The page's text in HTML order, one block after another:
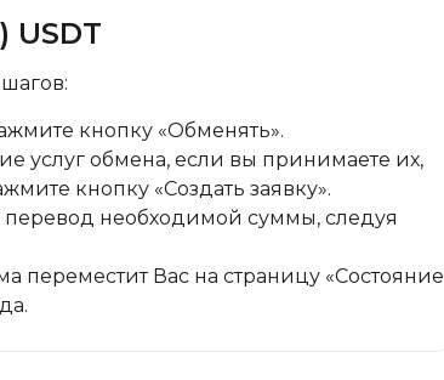
USDT
кнопку «Обменять».
услуг обмена, если вы принимаете их,
кнопку «Создать заявку».
перевод необходимой суммы, следуя
переместит Вас на страницу «Состояние